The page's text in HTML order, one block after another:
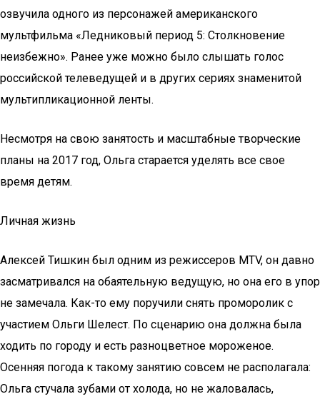
озвучила одного из персонажей американского
мультфильма «Ледниковый период 5: Столкновение
неизбежно». Ранее уже можно было слышать голос
российской телеведущей и в других сериях знаменитой
мультипликационной ленты.
Несмотря на свою занятость и масштабные творческие
планы на 2017 год, Ольга старается уделять все свое
время детям.
Личная жизнь
Алексей Тишкин был одним из режиссеров MTV, он давно
засматривался на обаятельную ведущую, но она его в упор
не замечала. Как-то ему поручили снять проморолик с
участием Ольги Шелест. По сценарию она должна была
ходить по городу и есть разноцветное мороженое.
Осенняя погода к такому занятию совсем не располагала:
Ольга стучала зубами от холода, но не жаловалась,